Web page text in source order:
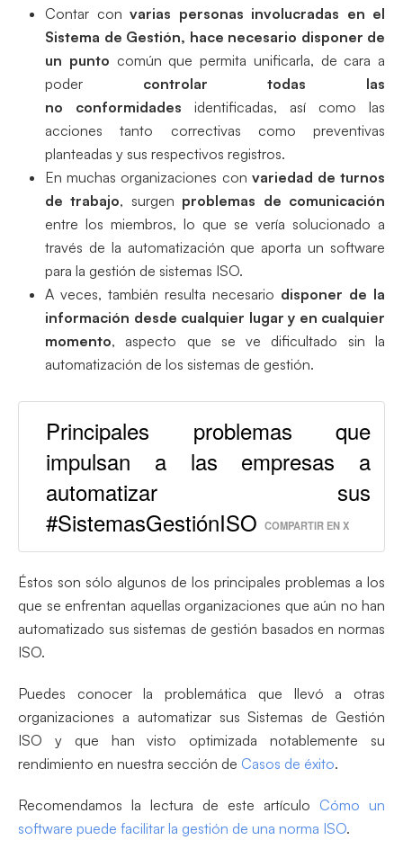
Contar con varias personas involucradas en el
Sistema de Gestión, hace necesario disponer de
un punto común que permita unificarla, de cara a
poder controlar todas las
no conformidades identificadas, así como las
acciones tanto correctivas como preventivas
planteadas y sus respectivos registros.
En muchas organizaciones con variedad de turnos
de trabajo, surgen problemas de comunicación
entre los miembros, lo que se vería solucionado a
través de la automatización que aporta un software
para la gestión de sistemas ISO.
A veces, también resulta necesario disponer de la
información desde cualquier lugar y en cualquier
momento, aspecto que se ve dificultado sin la
automatización de los sistemas de gestión.
Principales problemas que
impulsan a las empresas a
automatizar sus
#SistemasGestiónISO COMPARTIR EN X
Éstos son sólo algunos de los principales problemas a los
que se enfrentan aquellas organizaciones que aún no han
automatizado sus sistemas de gestión basados en normas
ISO.
Puedes conocer la problemática que llevó a otras
organizaciones a automatizar sus Sistemas de Gestión
ISO y que han visto optimizada notablemente su
rendimiento en nuestra sección de Casos de éxito.
Recomendamos la lectura de este artículo Cómo un
software puede facilitar la gestión de una norma ISO.